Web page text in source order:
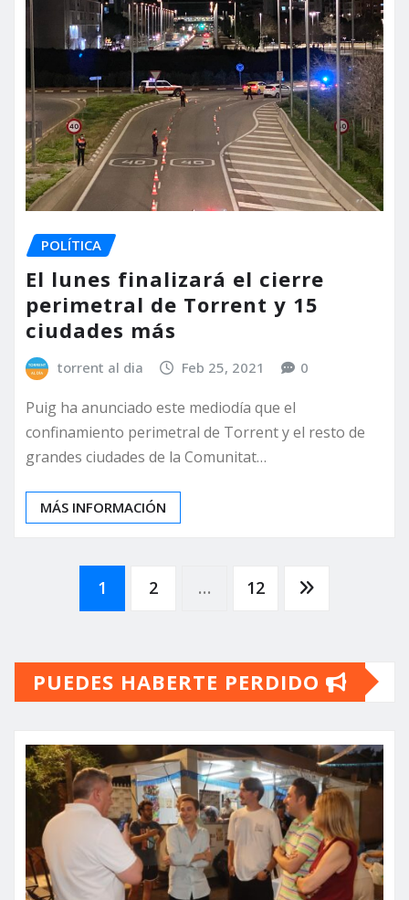
POLÍTICA
El lunes finalizará el cierre
perimetral de Torrent y 15
ciudades más
torrent al dia Feb 25, 2021 0
Puig ha anunciado este mediodía que el
confinamiento perimetral de Torrent y el resto de
grandes ciudades de la Comunitat…
MÁS INFORMACIÓN
Paginación
entradas
1 2 … 12
PUEDES HABERTE PERDIDO